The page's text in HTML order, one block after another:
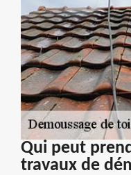
Qui peut
travaux de